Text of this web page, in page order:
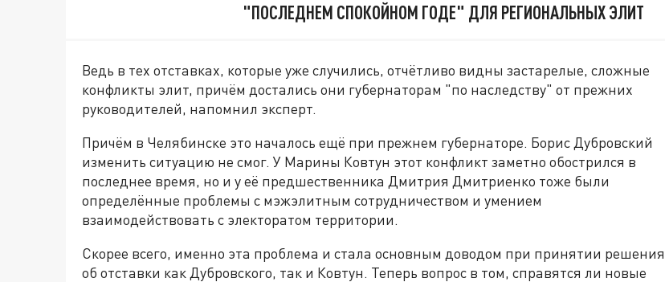
"ПОСЛЕДНЕМ СПОКОЙНОМ ГОДЕ" ДЛЯ РЕГИОНАЛЬНЫХ ЭЛИТ
Ведь в тех отставках, которые уже случились, отчётливо видны застарелые, сложные
конфликты элит, причём достались они губернаторам "по наследству" от прежних
руководителей, напомнил эксперт.
Причём в Челябинске это началось ещё при прежнем губернаторе. Борис Дубровский
изменить ситуацию не смог. У Марины Ковтун этот конфликт заметно обострился в
последнее время, но и у её предшественника Дмитрия Дмитриенко тоже были
определённые проблемы с мэжэлитным сотрудничеством и умением
взаимодействовать с электоратом территории.
Скорее всего, именно эта проблема и стала основным доводом при принятии решения
об отставки как Дубровского, так и Ковтун. Теперь вопрос в том, справятся ли новые